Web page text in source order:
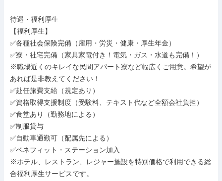
待遇・福利厚生
【福利厚生】
✅各種社会保険完備（雇用・労災・健康・厚生年金）
✅寮・社宅完備（家具家電付き！電気・ガス・水道も完備！）
※職場近くのキレイな民間アパート寮など幅広くご用意。希望が
あれば是非教えてください！
✅赴任旅費支給（規定あり）
✅資格取得支援制度（受験料、テキスト代など全額会社負担）
✅食堂あり（勤務地による）
✅制服貸与
✅自動車通勤可（配属先による）
✅ベネフィット・ステーション加入
※ホテル、レストラン、レジャー施設を特別価格で利用できる総
合福利厚生サービスです。